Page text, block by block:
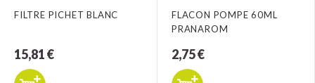
FILTRE PICHET BLANC
15,81 €
FLACON POMPE 60ML
PRANAROM
2,75 €